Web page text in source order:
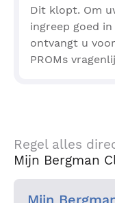
Dit klopt. Om
ingreep goed
ontvangt u
PROMs
Regel alles
Mijn Bergman
Mijn